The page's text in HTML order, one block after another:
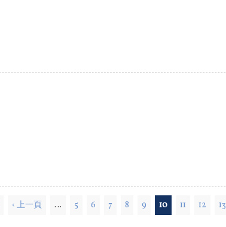
‹ 上一頁 … 5 6 7 8 9 10 11 12 13